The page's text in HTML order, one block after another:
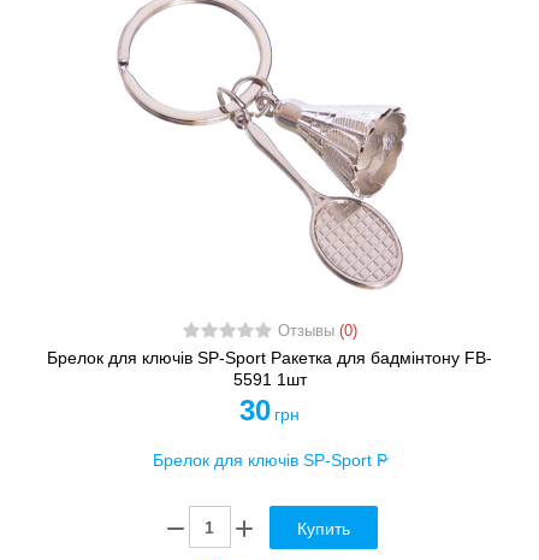
Отзывы (0)
Брелок для ключів SP-Sport Ракетка для бадмінтону FB-
5591 1шт
30 грн
Купить